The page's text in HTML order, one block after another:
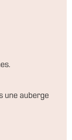
une auberge